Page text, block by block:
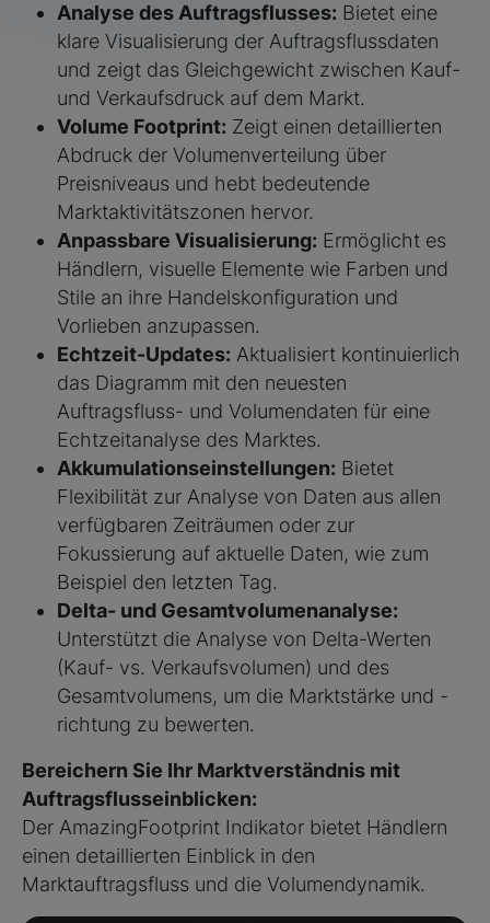
Analyse des Auftragsflusses: Bietet eine
klare Visualisierung der Auftragsflussdaten
und zeigt das Gleichgewicht zwischen Kauf-
und Verkaufsdruck auf dem Markt.
Volume Footprint: Zeigt einen detaillierten
Abdruck der Volumenverteilung über
Preisniveaus und hebt bedeutende
Marktaktivitätszonen hervor.
Anpassbare Visualisierung: Ermöglicht es
Händlern, visuelle Elemente wie Farben und
Stile an ihre Handelskonfiguration und
Vorlieben anzupassen.
Echtzeit-Updates: Aktualisiert kontinuierlich
das Diagramm mit den neuesten
Auftragsfluss- und Volumendaten für eine
Echtzeitanalyse des Marktes.
Akkumulationseinstellungen: Bietet
Flexibilität zur Analyse von Daten aus allen
verfügbaren Zeiträumen oder zur
Fokussierung auf aktuelle Daten, wie zum
Beispiel den letzten Tag.
Delta- und Gesamtvolumenanalyse:
Unterstützt die Analyse von Delta-Werten
(Kauf- vs. Verkaufsvolumen) und des
Gesamtvolumens, um die Marktstärke und -
richtung zu bewerten.
Bereichern Sie Ihr Marktverständnis mit
Auftragsflusseinblicken:
Der AmazingFootprint Indikator bietet Händlern
einen detaillierten Einblick in den
Marktauftragsfluss und die Volumendynamik.